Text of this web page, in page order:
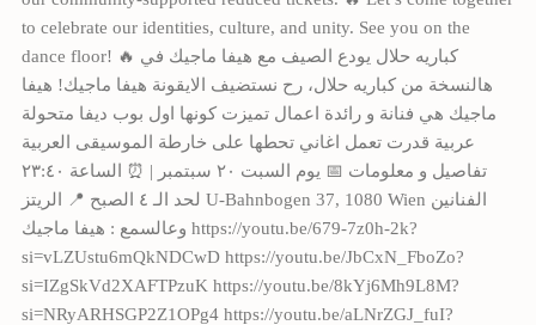
to celebrate our identities, culture, and unity. See you on the
dance floor! 🔥 كباريه حلال يودع الصيف مع هيفا ماجيك في
هالنسخة من كباريه حلال، رح نستضيف الايقونة هيفا ماجيك! هيفا
ماجيك هي فنانة و رائدة اعمال تميزت كونها اول بوب ديفا متحولة
عربية قدرت تعمل اغاني تحطها على خارطة الموسيقى العربية
تفاصيل و معلومات 📅 يوم السبت ٢٠ سبتمبر | ⏰ الساعة ٢٣:٤٠
لحد الـ ٤ الصبح 📍 الريتز U-Bahnbogen 37, 1080 Wien الفنانين
وعالسمع : هيفا ماجيك https://youtu.be/679-7z0h-2k?
si=vLZUstu6mQkNDCwD https://youtu.be/JbCxN_FboZo?
si=IZgSkVd2XAFTPzuK https://youtu.be/8kYj6Mh9L8M?
si=NRyARHSGP2Z1OPg4 https://youtu.be/aLNrZGJ_fuI?